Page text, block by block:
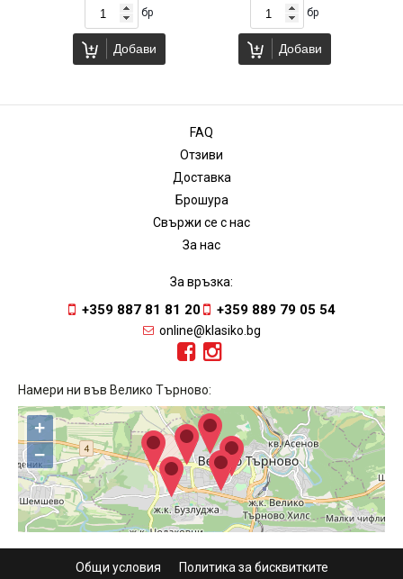
бр
Добави
бр
Добави
FAQ
Отзиви
Доставка
Брошура
Свържи се с нас
За нас
За връзка:
+359 887 81 81 20 +359 889 79 05 54
online@klasiko.bg
Намери ни във Велико Търново:
+
−
Общи условия Политика за бисквитките